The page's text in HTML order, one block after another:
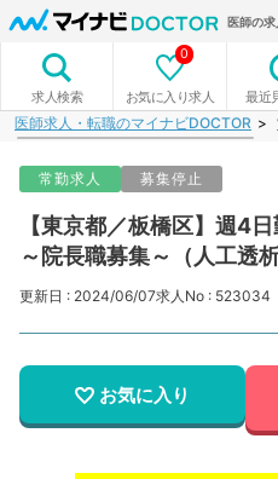
医師の
求人検索 お気に入り求人
0
最近
医師求人・転職のマイナビDOCTOR
常勤求人 募集停止
【東京都／板橋区】週4
～院長職募集～（人工透
更新日 : 2024/06/07求人No : 523034
お気に入り